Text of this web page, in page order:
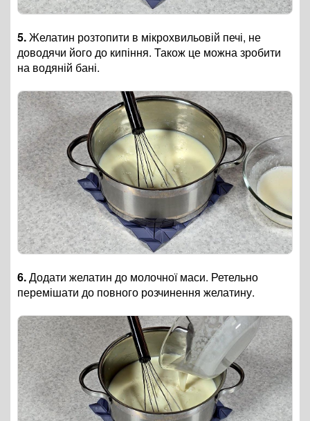
5.Желатин розтопити в мікрохвильовій печі, не
доводячи його до кипіння. Також це можна зробити
на водяній бані.
6.Додати желатин до молочної маси. Ретельно
перемішати до повного розчинення желатину.